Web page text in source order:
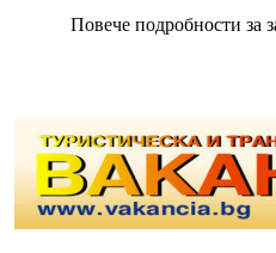
Повече подробности за